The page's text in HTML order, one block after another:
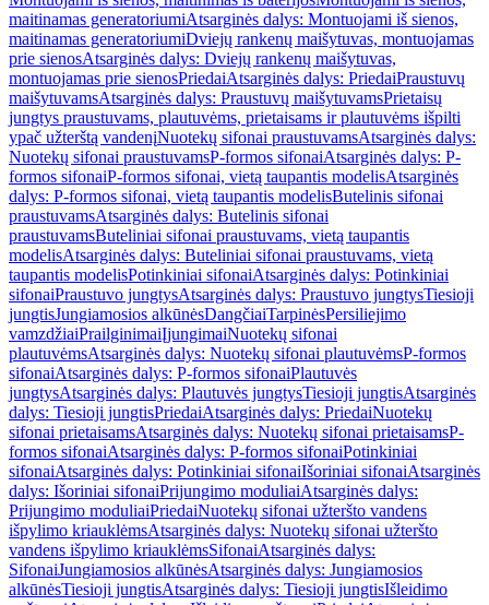
maitinamas generatoriumiAtsarginės dalys: Montuojami iš sienos,
maitinamas generatoriumiDviejų rankenų maišytuvas, montuojamas
prie sienosAtsarginės dalys: Dviejų rankenų maišytuvas,
montuojamas prie sienosPriedaiAtsarginės dalys: PriedaiPraustuvų
maišytuvamsAtsarginės dalys: Praustuvų maišytuvamsPrietaisų
jungtys praustuvams, plautuvėms, prietaisams ir plautuvėms išpilti
ypač užterštą vandenįNuotekų sifonai praustuvamsAtsarginės dalys:
Nuotekų sifonai praustuvamsP-formos sifonaiAtsarginės dalys: P-
formos sifonaiP-formos sifonai, vietą taupantis modelisAtsarginės
dalys: P-formos sifonai, vietą taupantis modelisButelinis sifonai
praustuvamsAtsarginės dalys: Butelinis sifonai
praustuvamsButeliniai sifonai praustuvams, vietą taupantis
modelisAtsarginės dalys: Buteliniai sifonai praustuvams, vietą
taupantis modelisPotinkiniai sifonaiAtsarginės dalys: Potinkiniai
sifonaiPraustuvo jungtysAtsarginės dalys: Praustuvo jungtysTiesioji
jungtisJungiamosios alkūnėsDangčiaiTarpinėsPersiliejimo
vamzdžiaiPrailginimaiĮjungimaiNuotekų sifonai
plautuvėmsAtsarginės dalys: Nuotekų sifonai plautuvėmsP-formos
sifonaiAtsarginės dalys: P-formos sifonaiPlautuvės
jungtysAtsarginės dalys: Plautuvės jungtysTiesioji jungtisAtsarginės
dalys: Tiesioji jungtisPriedaiAtsarginės dalys: PriedaiNuotekų
sifonai prietaisamsAtsarginės dalys: Nuotekų sifonai prietaisamsP-
formos sifonaiAtsarginės dalys: P-formos sifonaiPotinkiniai
sifonaiAtsarginės dalys: Potinkiniai sifonaiIšoriniai sifonaiAtsarginės
dalys: Išoriniai sifonaiPrijungimo moduliaiAtsarginės dalys:
Prijungimo moduliaiPriedaiNuotekų sifonai užteršto vandens
išpylimo kriauklėmsAtsarginės dalys: Nuotekų sifonai užteršto
vandens išpylimo kriauklėmsSifonaiAtsarginės dalys:
SifonaiJungiamosios alkūnėsAtsarginės dalys: Jungiamosios
alkūnėsTiesioji jungtisAtsarginės dalys: Tiesioji jungtisIšleidimo